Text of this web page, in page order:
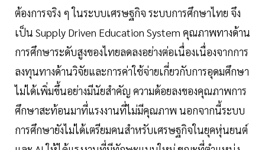
ต้องการจริง ๆ ในระบบเศรษฐกิจ ระบบการศึกษาไทย จึง
เป็น Supply Driven Education System คุณภาพทางด้าน
การศึกษาระดับสูงของไทยลดลงอย่างต่อเนื่องเนื่องจากการ
ลงทุนทางด้านวิจัยและการค่าใช้จ่ายเกี่ยวกับการอุดมศึกษา
ไม่ได้เพิ่มขึ้นอย่างมีนัยสำคัญ ความด้อยลงของคุณภาพการ
ศึกษาสะท้อนมาที่แรงงานที่ไม่มีคุณภาพ นอกจากนี้ระบบ
การศึกษายังไม่ได้เตรียมคนสำหรับเศรษฐกิจในยุคหุ่นยนต์